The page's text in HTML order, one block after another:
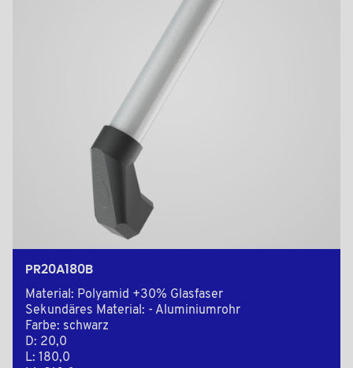
PR20A180B
Material: Polyamid +30% Glasfaser
Sekundäres Material: - Aluminiumrohr
Farbe: schwarz
D: 20,0
L: 180,0